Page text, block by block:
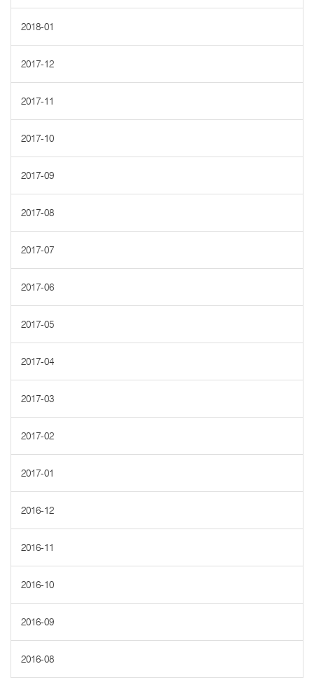
2018-01
2017-12
2017-11
2017-10
2017-09
2017-08
2017-07
2017-06
2017-05
2017-04
2017-03
2017-02
2017-01
2016-12
2016-11
2016-10
2016-09
2016-08